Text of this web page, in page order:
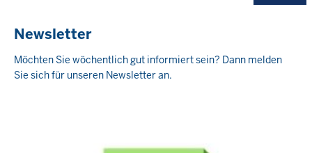
Newsletter
Möchten Sie wöchentlich gut informiert sein? Dann melden
Sie sich für unseren Newsletter an.